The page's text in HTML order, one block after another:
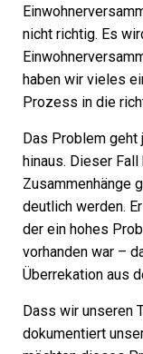
nicht richtig. Es
haben wir vieles
Prozess in die
Das Problem geht
hinaus. Dieser
Zusammenhänge
deutlich werden.
der ein hohes
vorhanden war –
Überrekation aus
Dass wir unseren
dokumentiert